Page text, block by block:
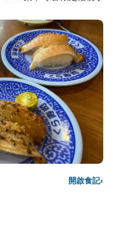
開啟食記›